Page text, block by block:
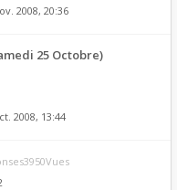
2008, 20:36
25 Octobre)
2008, 13:44